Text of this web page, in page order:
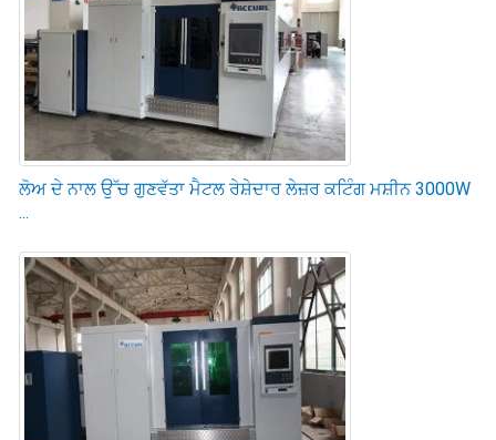
ਲੋਅ ਦੇ ਨਾਲ ਉੱਚ ਗੁਣਵੱਤਾ ਮੈਟਲ ਰੇਸ਼ੇਦਾਰ ਲੇਜ਼ਰ ਕਟਿੰਗ ਮਸ਼ੀਨ 3000W
...